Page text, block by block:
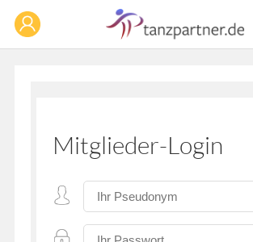
Mitglieder-Login